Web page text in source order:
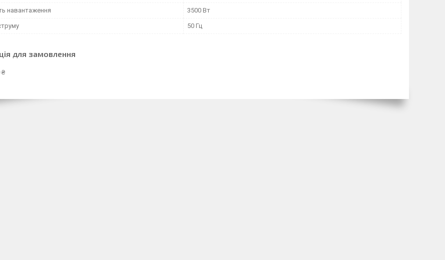
навантаження 3500 Вт
50 Гц
для замовлення
₴